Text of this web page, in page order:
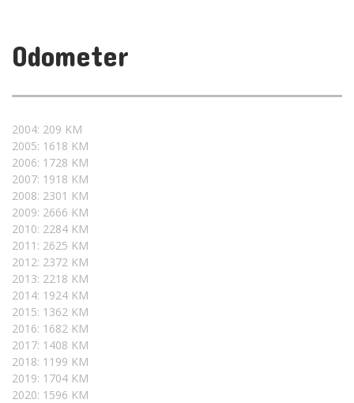
Odometer
2004: 209 KM
2005: 1618 KM
2006: 1728 KM
2007: 1918 KM
2008: 2301 KM
2009: 2666 KM
2010: 2284 KM
2011: 2625 KM
2012: 2372 KM
2013: 2218 KM
2014: 1924 KM
2015: 1362 KM
2016: 1682 KM
2017: 1408 KM
2018: 1199 KM
2019: 1704 KM
2020: 1596 KM